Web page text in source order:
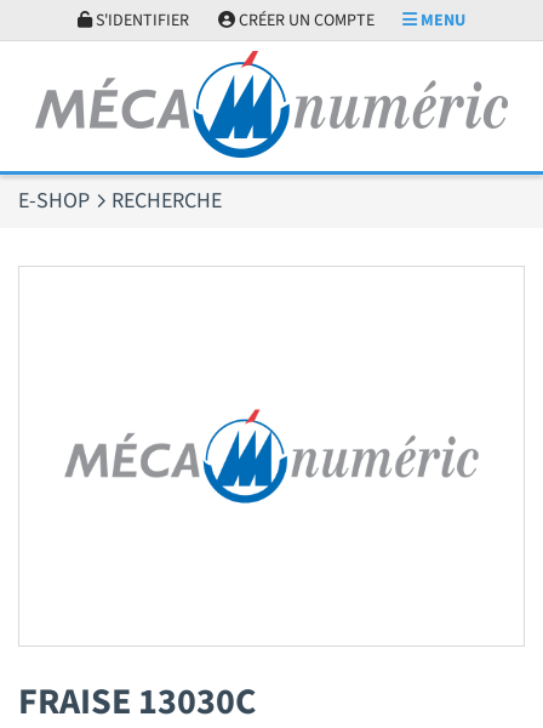
S'IDENTIFIER CRÉER UN COMPTE MENU
E-SHOP RECHERCHE
FRAISE 13030C
Panneau de gestion des cookies